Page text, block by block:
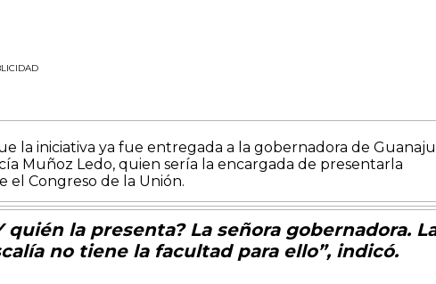
la iniciativa ya fue entregada a la gobernadora de
Muñoz Ledo, quien sería la encargada de presentarla
el Congreso de la Unión.
quién la presenta? La señora gobernadora.
no tiene la facultad para ello”, indicó.